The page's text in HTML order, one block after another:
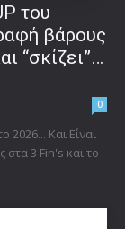
του
βάρους
“σκίζει”…
0
2026... Και Είναι
στα 3 Fin's και το